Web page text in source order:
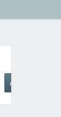
Ara